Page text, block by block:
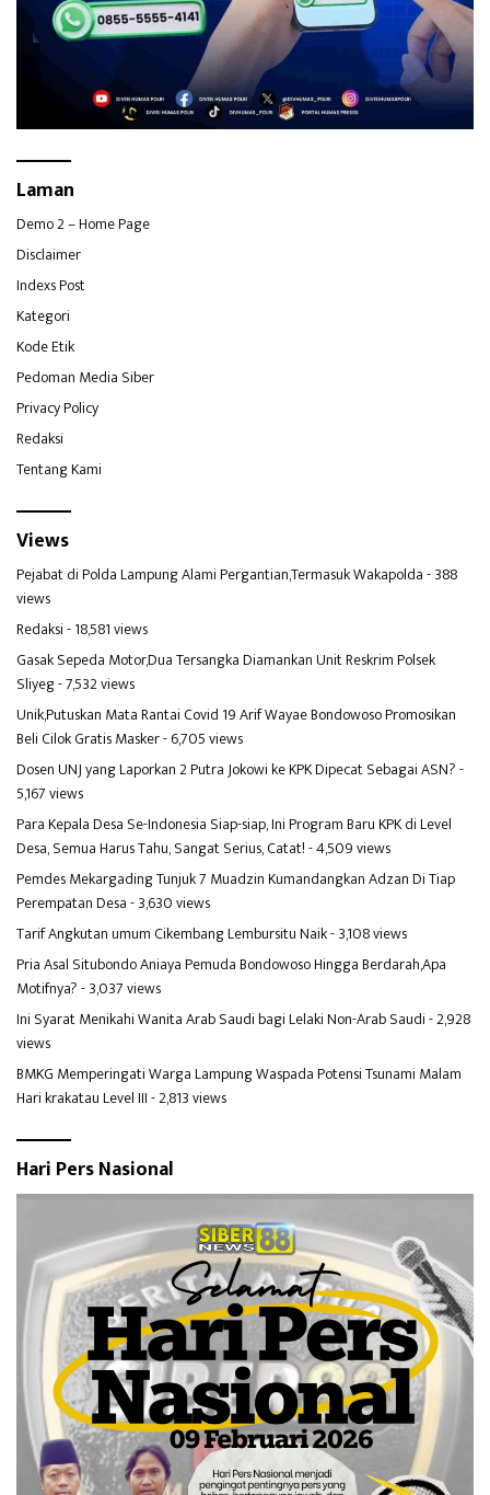
Laman
Demo 2 – Home Page
Disclaimer
Indexs Post
Kategori
Kode Etik
Pedoman Media Siber
Privacy Policy
Redaksi
Tentang Kami
Views
Pejabat di Polda Lampung Alami Pergantian,Termasuk Wakapolda- 388
views
Redaksi- 18,581 views
Gasak Sepeda Motor,Dua Tersangka Diamankan Unit Reskrim Polsek
Sliyeg- 7,532 views
Unik,Putuskan Mata Rantai Covid 19 Arif Wayae Bondowoso Promosikan
Beli Cilok Gratis Masker- 6,705 views
Dosen UNJ yang Laporkan 2 Putra Jokowi ke KPK Dipecat Sebagai ASN?-
5,167 views
Para Kepala Desa Se-Indonesia Siap-siap, Ini Program Baru KPK di Level
Desa, Semua Harus Tahu, Sangat Serius, Catat!- 4,509 views
Pemdes Mekargading Tunjuk 7 Muadzin Kumandangkan Adzan Di Tiap
Perempatan Desa- 3,630 views
Tarif Angkutan umum Cikembang Lembursitu Naik- 3,108 views
Pria Asal Situbondo Aniaya Pemuda Bondowoso Hingga Berdarah,Apa
Motifnya?- 3,037 views
Ini Syarat Menikahi Wanita Arab Saudi bagi Lelaki Non-Arab Saudi- 2,928
views
BMKG Memperingati Warga Lampung Waspada Potensi Tsunami Malam
Hari krakatau Level III- 2,813 views
Hari Pers Nasional